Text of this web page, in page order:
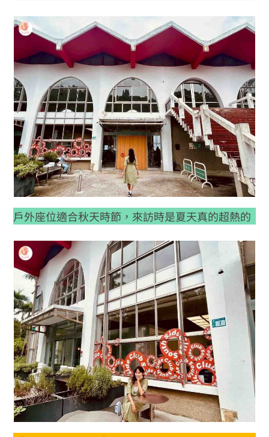
戶外座位適合秋天時節，來訪時是夏天真的超熱的